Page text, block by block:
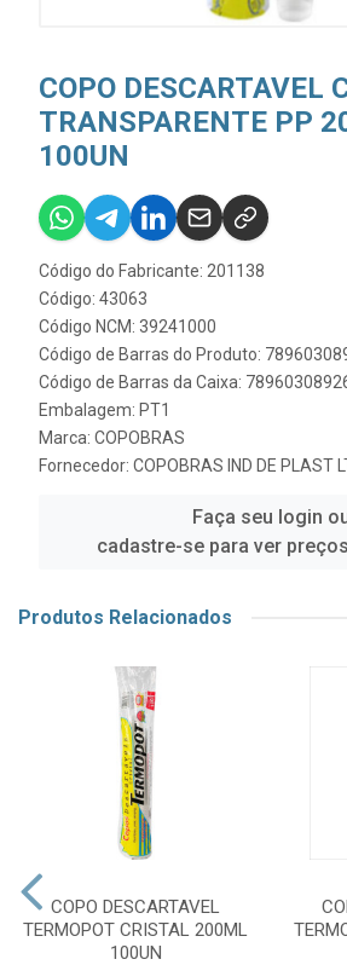
COPO DESCARTAVEL
TRANSPARENTE PP
100UN
Código do Fabricante: 201138
Código: 43063
Código NCM: 39241000
Código de Barras do Produto:
Código de Barras da Caixa:
Embalagem: PT1
Marca: COPOBRAS
Fornecedor: COPOBRAS IND DE PLAST
Faça seu login
cadastre-se para ver
Produtos Relacionados
COPO DESCARTAVEL
TERMOPOT CRISTAL 200ML
100UN